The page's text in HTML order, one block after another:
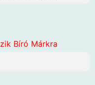
Bíró Márkra